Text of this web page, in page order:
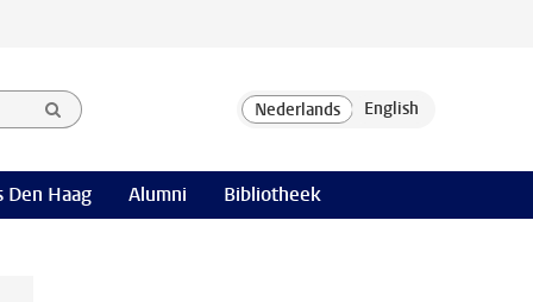
Den Haag Alumni Bibliotheek